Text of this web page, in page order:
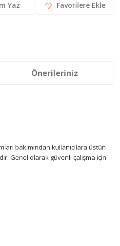
Yaz
Önerileriniz
bakımından kullanıcılara üstün
Genel olarak güvenli çalışma için